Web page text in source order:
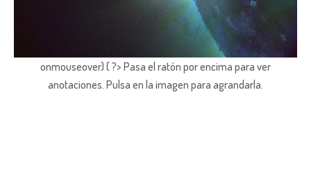
onmouseover) { ?> Pasa el ratón por encima para ver
anotaciones. Pulsa en la imagen para agrandarla.